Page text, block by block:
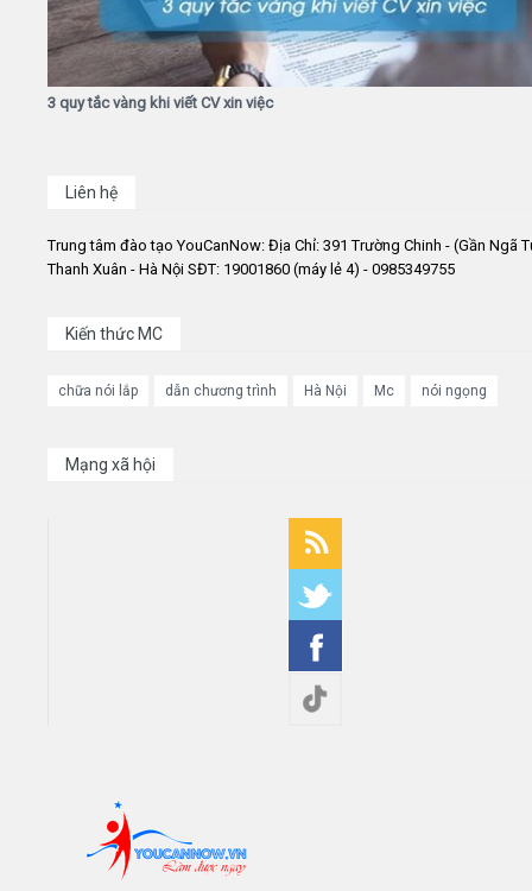
3 quy tắc vàng khi viết CV xin việc
Liên hệ
Trung tâm đào tạo YouCanNow: Địa Chỉ: 391 Trường Chinh - (Gần Ngã
Thanh Xuân - Hà Nội SĐT: 19001860 (máy lẻ 4) - 0985349755
Kiến thức MC
chữa nói lắp dẫn chương trình Hà Nội Mc nói ngọng
Mạng xã hội